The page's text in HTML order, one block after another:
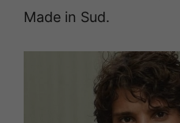
Made in Sud.